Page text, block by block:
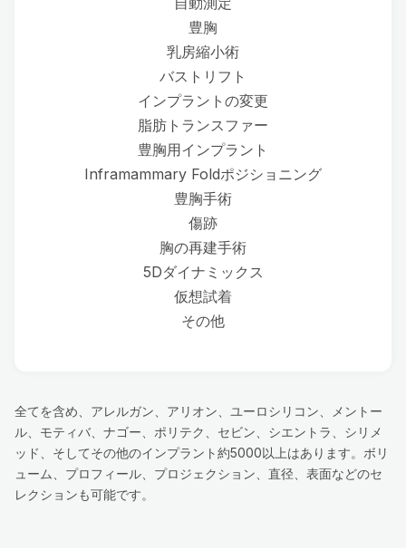
豊胸
乳房縮小術
バストリフト
インプラントの変更
脂肪トランスファー
豊胸用インプラント
Inframammary Foldポジショニング
豊胸手術
傷跡
胸の再建手術
5Dダイナミックス
仮想試着
その他
全てを含め、アレルガン、アリオン、ユーロシリコン、メントー
ル、モティバ、ナゴー、ポリテク、セビン、シエントラ、シリメ
ッド、そしてその他のインプラント約5000以上はあります。ボリ
ューム、プロフィール、プロジェクション、直径、表面などのセ
レクションも可能です。